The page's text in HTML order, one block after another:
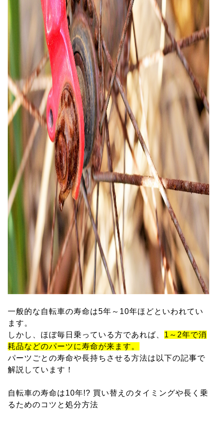
一般的な自転車の寿命は5年～10年ほどといわれてい
ます。
しかし、ほぼ毎日乗っている方であれば、 1～2年で消
耗品などのパーツに寿命が来ます。
パーツごとの寿命や長持ちさせる方法は以下の記事で
解説しています！
自転車の寿命は10年!? 買い替えのタイミングや長く乗
るためのコツと処分方法